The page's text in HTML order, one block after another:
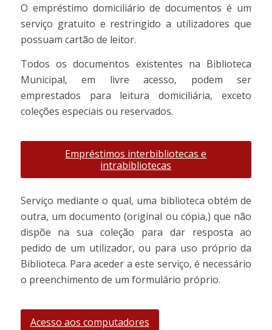
O empréstimo domiciliário de documentos é um
serviço gratuito e restringido a utilizadores que
possuam cartão de leitor.
Todos os documentos existentes na Biblioteca
Municipal, em livre acesso, podem ser
emprestados para leitura domiciliária, exceto
coleções especiais ou reservados.
Empréstimos interbibliotecas e
intrabibliotecas
Serviço mediante o qual, uma biblioteca obtém de
outra, um documento (original ou cópia,) que não
dispõe na sua coleção para dar resposta ao
pedido de um utilizador, ou para uso próprio da
Biblioteca. Para aceder a este serviço, é necessário
o preenchimento de um formulário próprio.
Acesso aos computadores